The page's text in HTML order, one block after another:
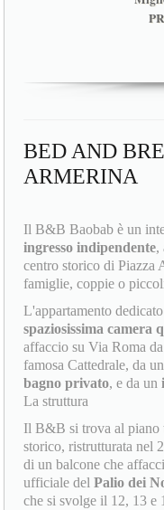
BED AND
ARMERINA
Il B&B Baobab è un
ingresso indipendente,
centro storico di Piazza
famiglie, coppie o
L'appartamento
spaziosissima camera
affaccio su Via Roma
famosa Cattedrale, da
bagno privato, e da un
La struttura
Il B&B si trova al piano
storico, ristrutturata nel
di un balcone che
ufficiale delPalio dei
che si svolge il 12, 13 e